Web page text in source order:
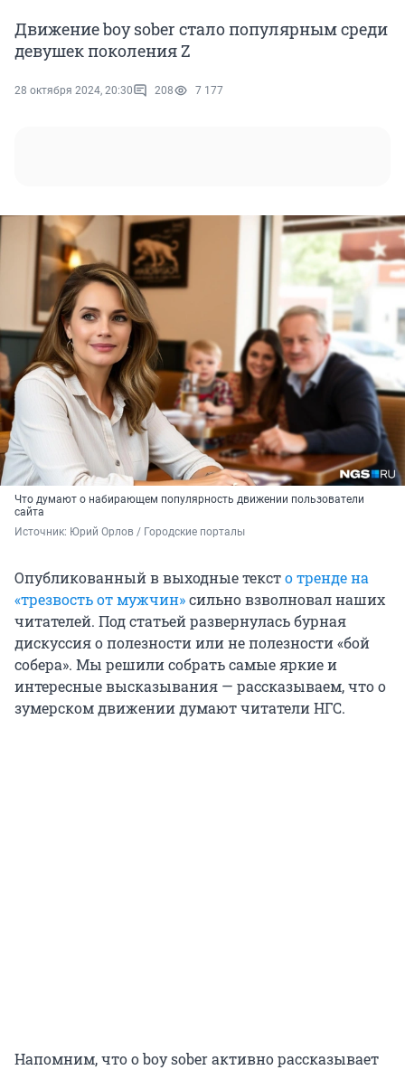
Движение boy sober стало популярным среди
девушек поколения Z
28 октября 2024, 20:30 208 7 177
Что думают о набирающем популярность движении пользователи
сайта
Источник: Юрий Орлов / Городские порталы
Опубликованный в выходные тексто тренде на
«трезвость от мужчин»сильно взволновал наших
читателей. Под статьей развернулась бурная
дискуссия о полезности или не полезности «бой
собера». Мы решили собрать самые яркие и
интересные высказывания — рассказываем, что о
зумерском движении думают читатели НГС.
Напомним, что о boy sober активно рассказывает